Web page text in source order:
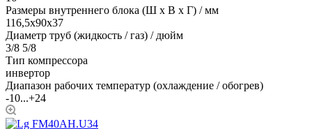
Размеры внутреннего блока (Ш х В х Г) / мм
116,5х90х37
Диаметр труб (жидкость / газ) / дюйм
3/8 5/8
Тип компрессора
инвертор
Диапазон рабочих температур (охлаждение / обогрев)
-10...+24